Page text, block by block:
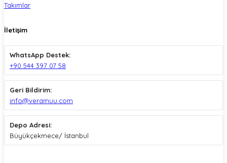
Takımlar
İletişim
WhatsApp Destek:
+90 544 397 07 58
Geri Bildirim:
info@veramuu.com
Depo Adresi:
Büyükçekmece/ İstanbul